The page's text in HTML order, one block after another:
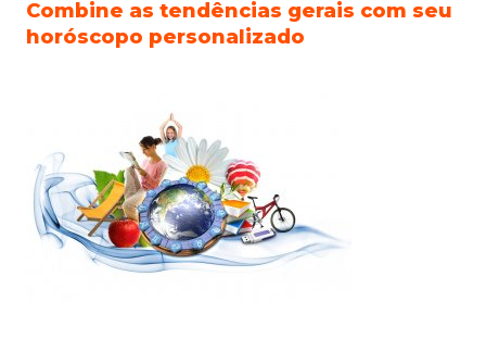
Combine as tendências gerais com seu
horóscopo personalizado